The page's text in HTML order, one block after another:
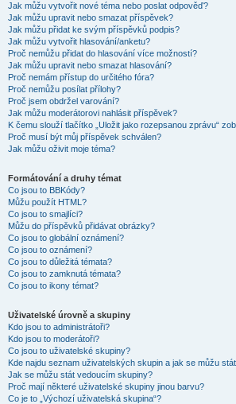
Jak můžu vytvořit nové téma nebo poslat odpověď?
Jak můžu upravit nebo smazat příspěvek?
Jak můžu přidat ke svým příspěvků podpis?
Jak můžu vytvořit hlasování/anketu?
Proč nemůžu přidat do hlasování více možností?
Jak můžu upravit nebo smazat hlasování?
Proč nemám přístup do určitého fóra?
Proč nemůžu posílat přílohy?
Proč jsem obdržel varování?
Jak můžu moderátorovi nahlásit příspěvek?
K čemu slouží tlačítko „Uložit jako rozepsanou zprávu“
Proč musí být můj příspěvek schválen?
Jak můžu oživit moje téma?
Formátování a druhy témat
Co jsou to BBKódy?
Můžu použít HTML?
Co jsou to smajlíci?
Můžu do příspěvků přidávat obrázky?
Co jsou to globální oznámení?
Co jsou to oznámení?
Co jsou to důležitá témata?
Co jsou to zamknutá témata?
Co jsou to ikony témat?
Uživatelské úrovně a skupiny
Kdo jsou to administrátoři?
Kdo jsou to moderátoři?
Co jsou to uživatelské skupiny?
Kde najdu seznam uživatelských skupin a jak se můžu
Jak se můžu stát vedoucím skupiny?
Proč mají některé uživatelské skupiny jinou barvu?
Co je to „Výchozí uživatelská skupina“?